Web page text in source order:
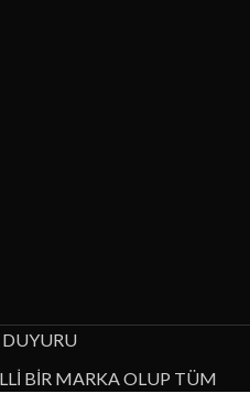
BİR MARKA OLUP TÜM